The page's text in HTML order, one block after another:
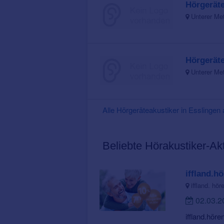
Unterer
Unterer
Alle Hörgeräteakustiker in
Beliebte Hörakustiker-
iffland.